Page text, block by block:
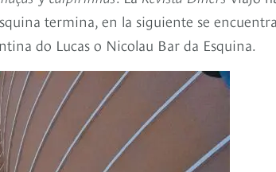
termina, en la siguiente se
do Lucas o Nicolau Bar da Esquina.